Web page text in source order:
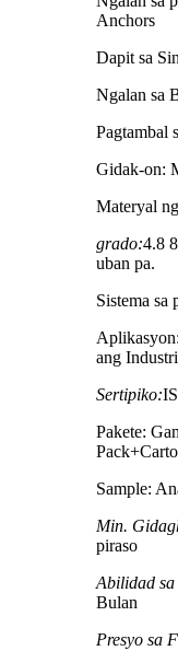
Anchors
Dapit sa
Ngalan sa
Pagtambal
Gidak-on:
Materyal
grado:4.8
uban pa.
Sistema sa
ang
Sertipiko:
Pakete:
Sample:
Min.
piraso
Abilidad sa
Bulan
Presyo sa